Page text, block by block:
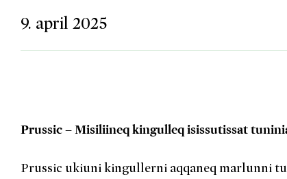
9. april 2025
Prussic – Misiliineq kingulleq isissutissat
Prussic ukiuni kingullerni aqqaneq marlunni